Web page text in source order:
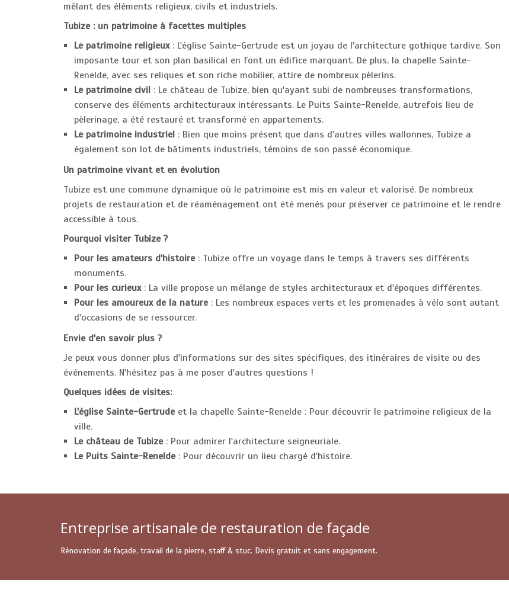
mêlant des éléments religieux, civils et industriels.
Tubize : un patrimoine à facettes multiples
Le patrimoine religieux: L'église Sainte-Gertrude est un joyau de l'architecture gothique tardive. Son
imposante tour et son plan basilical en font un édifice marquant. De plus, la chapelle Sainte-
Renelde, avec ses reliques et son riche mobilier, attire de nombreux pèlerins.
Le patrimoine civil : Le château de Tubize, bien qu'ayant subi de nombreuses transformations,
conserve des éléments architecturaux intéressants. Le Puits Sainte-Renelde, autrefois lieu de
pèlerinage, a été restauré et transformé en appartements.
Le patrimoine industriel : Bien que moins présent que dans d'autres villes wallonnes, Tubize a
également son lot de bâtiments industriels, témoins de son passé économique.
Un patrimoine vivant et en évolution
Tubize est une commune dynamique où le patrimoine est mis en valeur et valorisé. De nombreux
projets de restauration et de réaménagement ont été menés pour préserver ce patrimoine et le rendre
accessible à tous.
Pourquoi visiter Tubize ?
Pour les amateurs d'histoire: Tubize offre un voyage dans le temps à travers ses différents
monuments.
Pour les curieux: La ville propose un mélange de styles architecturaux et d'époques différentes.
Pour les amoureux de la nature: Les nombreux espaces verts et les promenades à vélo sont autant
d'occasions de se ressourcer.
Envie d'en savoir plus ?
Je peux vous donner plus d'informations sur des sites spécifiques, des itinéraires de visite ou des
événements. N'hésitez pas à me poser d'autres questions !
Quelques idées de visites:
L'église Sainte-Gertrudeet la chapelle Sainte-Renelde : Pour découvrir le patrimoine religieux de la
ville.
Le château de Tubize: Pour admirer l'architecture seigneuriale.
Le Puits Sainte-Renelde: Pour découvrir un lieu chargé d'histoire.
Entreprise artisanale de restauration de façade
Rénovation de façade, travail de la pierre, staff & stuc. Devis gratuit et sans engagement.